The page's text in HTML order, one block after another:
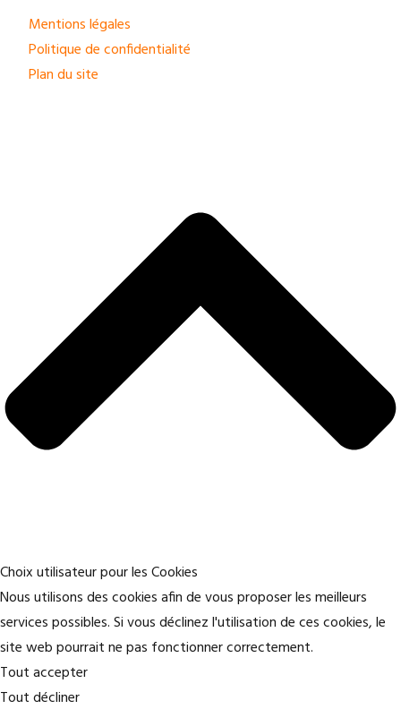
Mentions légales
Politique de confidentialité
Plan du site
Choix utilisateur pour les Cookies
Nous utilisons des cookies afin de vous proposer les meilleurs
services possibles. Si vous déclinez l'utilisation de ces cookies, le
site web pourrait ne pas fonctionner correctement.
Tout accepter
Tout décliner